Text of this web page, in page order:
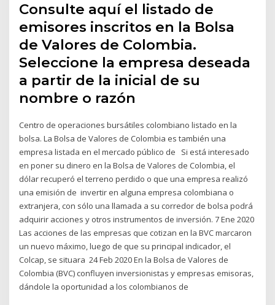
Consulte aquí el listado de
emisores inscritos en la Bolsa
de Valores de Colombia.
Seleccione la empresa deseada
a partir de la inicial de su
nombre o razón
Centro de operaciones bursátiles colombiano listado en la
bolsa. La Bolsa de Valores de Colombia es también una
empresa listada en el mercado público de Si está interesado
en poner su dinero en la Bolsa de Valores de Colombia, el
dólar recuperó el terreno perdido o que una empresa realizó
una emisión de invertir en alguna empresa colombiana o
extranjera, con sólo una llamada a su corredor de bolsa podrá
adquirir acciones y otros instrumentos de inversión. 7 Ene 2020
Las acciones de las empresas que cotizan en la BVC marcaron
un nuevo máximo, luego de que su principal indicador, el
Colcap, se situara 24 Feb 2020 En la Bolsa de Valores de
Colombia (BVC) confluyen inversionistas y empresas emisoras,
dándole la oportunidad a los colombianos de